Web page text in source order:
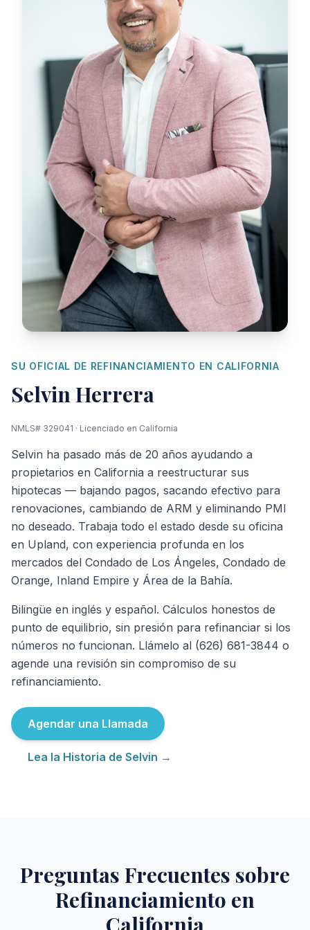
SU OFICIAL DE REFINANCIAMIENTO EN CALIFORNIA
Selvin Herrera
NMLS# 329041 · Licenciado en California
Selvin ha pasado más de 20 años ayudando a
propietarios en California a reestructurar sus
hipotecas — bajando pagos, sacando efectivo para
renovaciones, cambiando de ARM y eliminando PMI
no deseado. Trabaja todo el estado desde su oficina
en Upland, con experiencia profunda en los
mercados del Condado de Los Ángeles, Condado de
Orange, Inland Empire y Área de la Bahía.
Bilingüe en inglés y español. Cálculos honestos de
punto de equilibrio, sin presión para refinanciar si los
números no funcionan. Llámelo al (626) 681-3844 o
agende una revisión sin compromiso de su
refinanciamiento.
Agendar una Llamada
Lea la Historia de Selvin →
Preguntas Frecuentes sobre
Refinanciamiento en
California